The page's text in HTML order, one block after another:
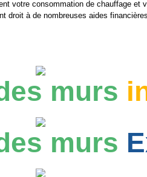
votre consommation de chauffage
droit à de nombreuses aides
murs
murs